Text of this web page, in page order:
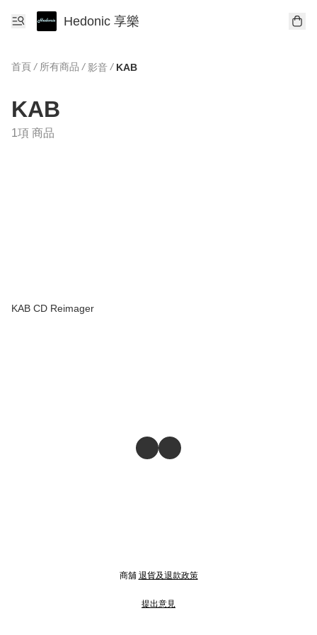
Hedonic 享樂
首頁 / 所有商品 / 影音 / KAB
KAB
1項 商品
KAB CD Reimager
商舖 退貨及退款政策
提出意見